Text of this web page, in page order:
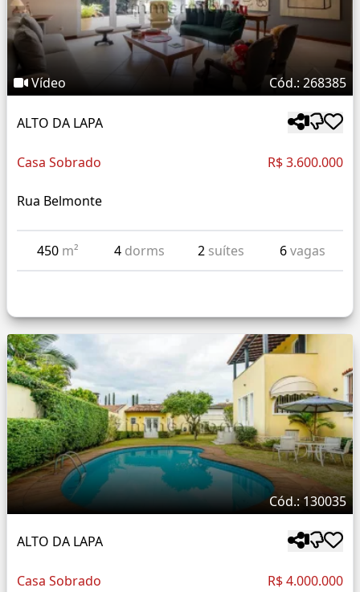
Vídeo Cód.: 268385
ALTO DA LAPA
Casa Sobrado R$ 3.600.000
Rua Belmonte
450 m² 4 dorms 2 suítes 6vagas
Cód.: 130035
ALTO DA LAPA
Casa Sobrado R$ 4.000.000